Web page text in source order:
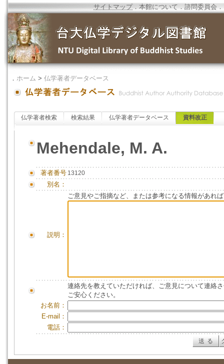
サイトマップ．本館について ．諮問委員会 ．
． ホーム > 仏学著者データベース
仏学著者検索 検索結果 仏学著者データベース 資料改正
Mehendale, M. A.
著者番号 13120
別名：
説明：
ご意見やご指摘など、または参考になる情報があれ
連絡先を教えていただければ、ご意見について連絡
ご安心ください。
お名前：
E-mail：
電話：